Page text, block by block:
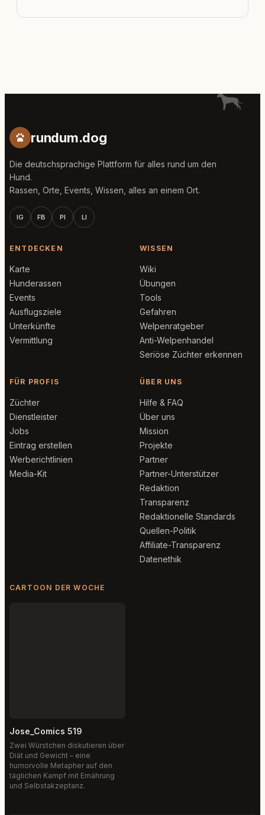
rundum.dog
Die deutschsprachige Plattform für alles rund um den
Hund.
Rassen, Orte, Events, Wissen, alles an einem Ort.
IG FB PI LI
ENTDECKEN
Karte
Hunderassen
Events
Ausflugsziele
Unterkünfte
Vermittlung
WISSEN
Wiki
Übungen
Tools
Gefahren
Welpenratgeber
Anti-Welpenhandel
Seriöse Züchter erkennen
FÜR PROFIS
Züchter
Dienstleister
Jobs
Eintrag erstellen
Werberichtlinien
Media-Kit
ÜBER UNS
Hilfe & FAQ
Über uns
Mission
Projekte
Partner
Partner-Unterstützer
Redaktion
Transparenz
Redaktionelle Standards
Quellen-Politik
Affiliate-Transparenz
Datenethik
CARTOON DER WOCHE
Jose_Comics 519
Zwei Würstchen diskutieren über
Diät und Gewicht – eine
humorvolle Metapher auf den
täglichen Kampf mit Ernährung
und Selbstakzeptanz.